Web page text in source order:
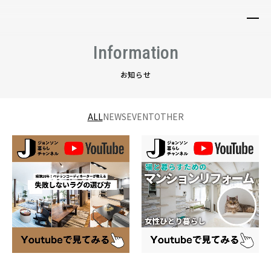
Information
お知らせ
ALLNEWSEVENTOTHER